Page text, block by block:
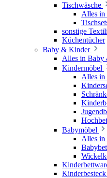
Tischwäsche
Alles in
sonstige
Küchentücher
Baby & Kinder
Alles in Baby
Kindermöbel
Alles in
Babymöbel
Alles in